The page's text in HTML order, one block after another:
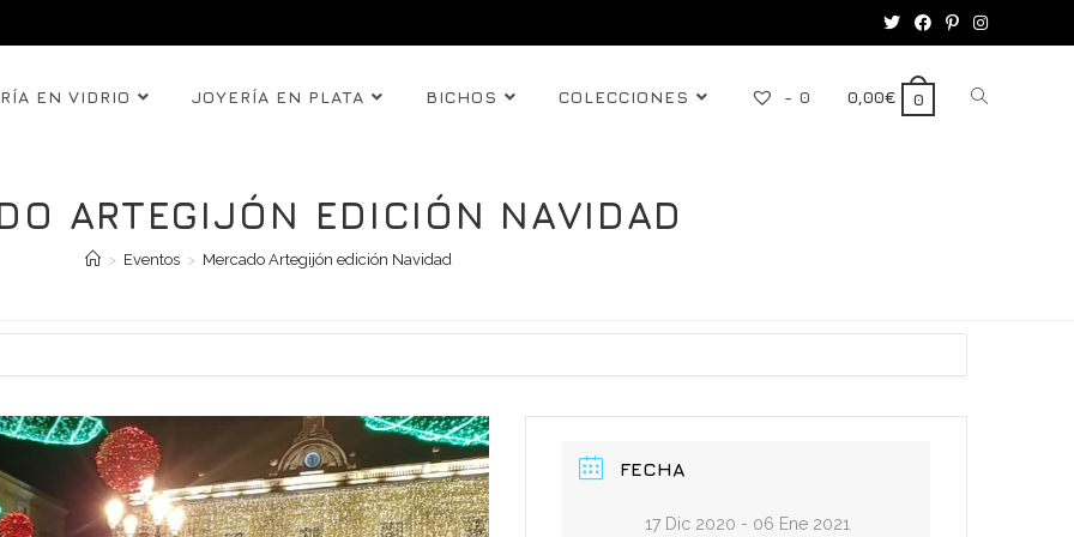
EN VIDRIO JOYERÍA EN PLATA BICHOS COLECCIONES - 0 0,00€ 0
ARTEGIJÓN EDICIÓN NAVIDAD
> Eventos > Mercado Artegijón edición Navidad
FECHA
17 Dic 2020 - 06 Ene 2021